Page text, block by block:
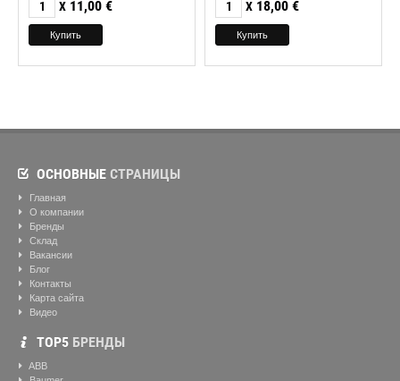
X 11,00 € X 18,00 €
ОСНОВНЫЕ СТРАНИЦЫ
Главная
О компании
Бренды
Склад
Вакансии
Блог
Контакты
Карта сайта
Видео
ТОР5 БРЕНДЫ
ABB